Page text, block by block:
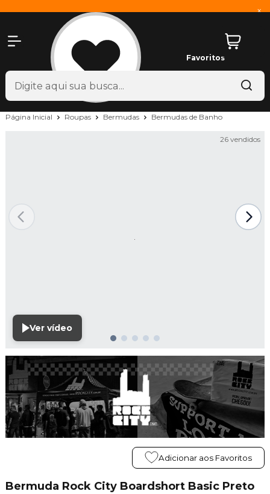
x
Favoritos
Página Inicial Roupas Bermudas Bermudas de Banho
26 vendidos
Ver vídeo
Adicionar aos Favoritos
Bermuda Rock City Boardshort Basic Preto